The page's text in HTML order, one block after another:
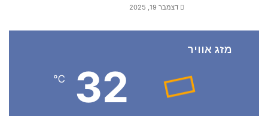
דצמבר 19, 2025
מזג אוויר
32
℃